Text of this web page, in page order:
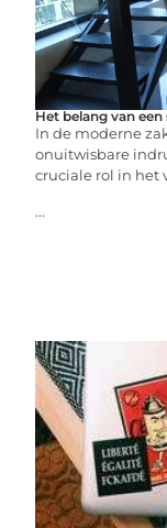
Het belang van
In de moderne
onuitwisbare
cruciale rol in het
...